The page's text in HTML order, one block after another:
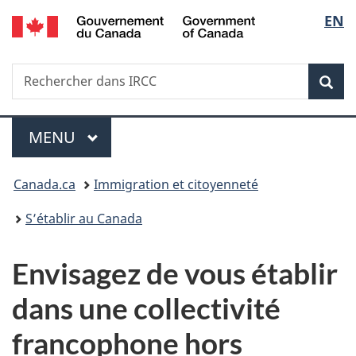
Passer
au
Passer
à
du
Passer
au
section
Passer
à
simplifiée
de
la
EN
Recherche
Rechercher
dans
Menu
MENU PRINCIPAL
Vous
êtes
Canada.ca
Immigration et citoyenneté
S’établir au Canada
Envisagez de vous établir
dans une collectivité
francophone hors